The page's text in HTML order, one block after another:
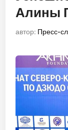
Алины
автор: Пресс-